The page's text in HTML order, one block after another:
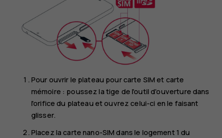
Pour ouvrir le plateau pour carte SIM et carte
mémoire : poussez la tige de l'outil d'ouverture dans
l'orifice du plateau et ouvrez celui-ci en le faisant
glisser.
Placez la carte nano-SIM dans le logement 1 du